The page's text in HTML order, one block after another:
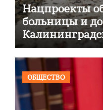
Нацпроекты
больницы и
ОБЩЕСТВО